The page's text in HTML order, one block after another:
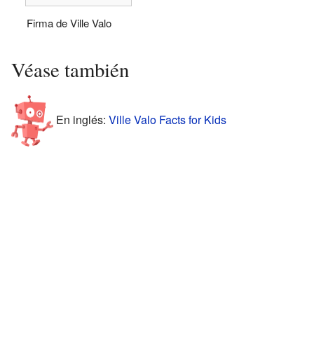
Firma de Ville Valo
Véase también
En inglés: Ville Valo Facts for Kids